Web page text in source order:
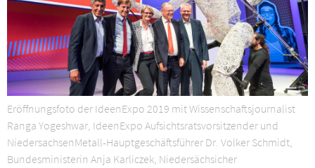
Eröffnungsfoto der IdeenExpo 2019 mit Wissenschaftsjournalist
Ranga Yogeshwar, IdeenExpo Aufsichtsratsvorsitzender und
NiedersachsenMetall-Hauptgeschäftsführer Dr. Volker Schmidt,
Bundesministerin Anja Karliczek, Niedersächsicher